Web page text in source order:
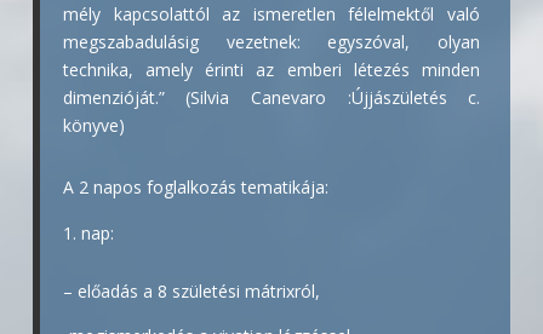
mély kapcsolattól az ismeretlen félelmektől való
megszabadulásig vezetnek: egyszóval, olyan
technika, amely érinti az emberi létezés minden
dimenzióját.” (Silvia Canevaro :Újjászületés c.
könyve)
A 2 napos foglalkozás tematikája:
nap:
– előadás a 8 születési mátrixról,